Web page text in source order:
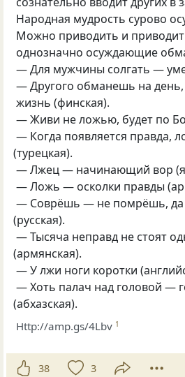
Народная мудрость сурово
Можно приводить и
однозначно осуждающие
— Для мужчины солгать —
— Другого обманешь на день,
жизнь (финская).
— Живи не ложью, будет по
— Когда появляется правда,
(турецкая).
— Лжец — начинающий вор (
— Ложь — осколки правды (
— Соврёшь — не помрёшь,
(русская).
— Тысяча неправд не стоят
(армянская).
— У лжи ноги коротки (
— Хоть палач над головой —
(абхазская).
Http://amp.gs/4Lbv 1
38 3